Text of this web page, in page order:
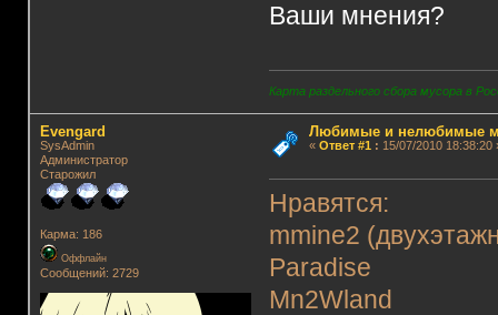
Ваши мнения?
Карта раздельного сбора мусора в
Evengard
SysAdmin
Администратор
Старожил
Карма: 186
Оффлайн
Сообщений: 2729
Любимые и нелюбимые
« Ответ #1 : 15/07/2010 18:38:20
Нравятся:
mmine2
Paradise
Mn2Wland